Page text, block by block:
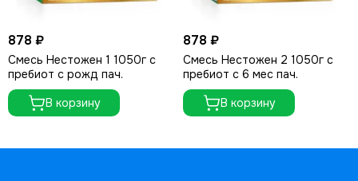
878 ₽
Смесь Нестожен 1 1050г с
пребиот с рожд пач.
В корзину
878 ₽
Смесь Нестожен 2 1050г с
пребиот с 6 мес пач.
В корзину